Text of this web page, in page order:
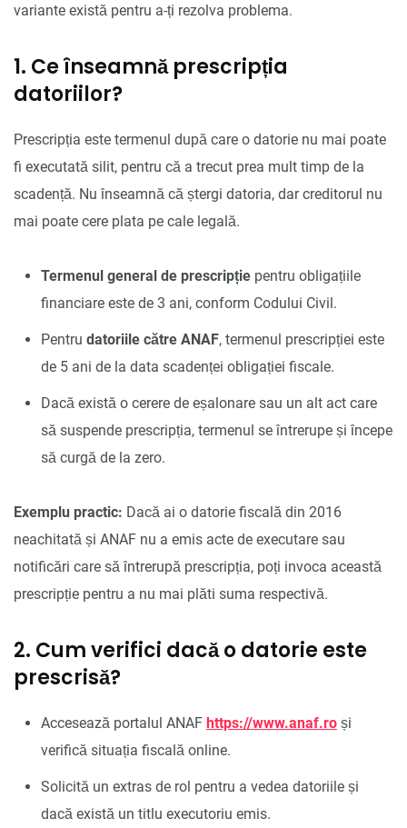
variante există pentru a-ți rezolva problema.
1. Ce înseamnă prescripția
datoriilor?
Prescripția este termenul după care o datorie nu mai poate
fi executată silit, pentru că a trecut prea mult timp de la
scadență. Nu înseamnă că ștergi datoria, dar creditorul nu
mai poate cere plata pe cale legală.
Termenul general de prescripție pentru obligațiile
financiare este de 3 ani, conform Codului Civil.
Pentru datoriile către ANAF, termenul prescripției este
de 5 ani de la data scadenței obligației fiscale.
Dacă există o cerere de eșalonare sau un alt act care
să suspende prescripția, termenul se întrerupe și începe
să curgă de la zero.
Exemplu practic: Dacă ai o datorie fiscală din 2016
neachitată și ANAF nu a emis acte de executare sau
notificări care să întrerupă prescripția, poți invoca această
prescripție pentru a nu mai plăti suma respectivă.
2. Cum verifici dacă o datorie este
prescrisă?
Accesează portalul ANAF https://www.anaf.ro și
verifică situația fiscală online.
Solicită un extras de rol pentru a vedea datoriile și
dacă există un titlu executoriu emis.